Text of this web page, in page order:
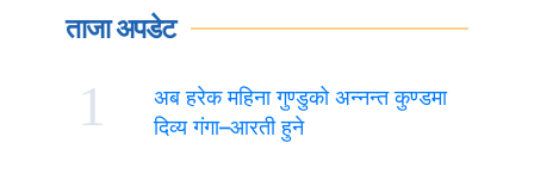
ताजा अपडेट
1
अब हरेक महिना गुण्डुको अन्नन्त कुण्डमा
दिव्य गंगा–आरती हुने